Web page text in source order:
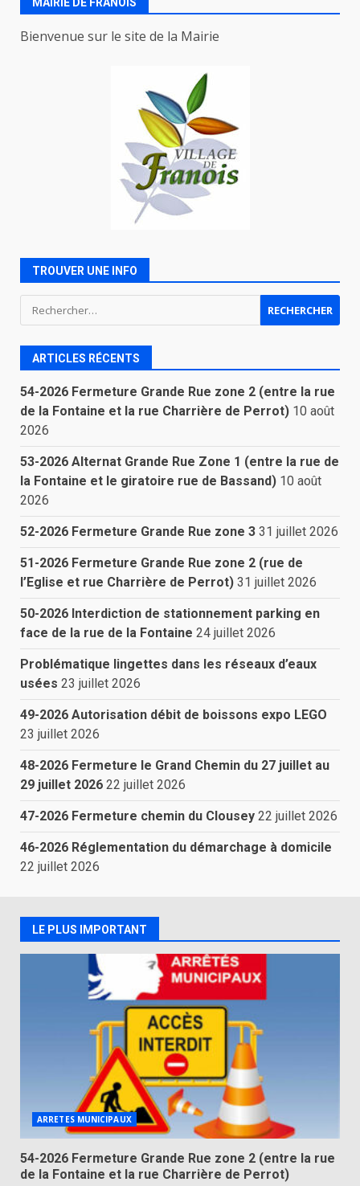
MAIRIE DE FRANOIS
Bienvenue sur le site de la Mairie
TROUVER UNE INFO
Rechercher :
ARTICLES RÉCENTS
54-2026 Fermeture Grande Rue zone 2 (entre la rue
de la Fontaine et la rue Charrière de Perrot) 10 août
2026
53-2026 Alternat Grande Rue Zone 1 (entre la rue de
la Fontaine et le giratoire rue de Bassand) 10 août
2026
52-2026 Fermeture Grande Rue zone 3 31 juillet 2026
51-2026 Fermeture Grande Rue zone 2 (rue de
l’Eglise et rue Charrière de Perrot) 31 juillet 2026
50-2026 Interdiction de stationnement parking en
face de la rue de la Fontaine 24 juillet 2026
Problématique lingettes dans les réseaux d’eaux
usées 23 juillet 2026
49-2026 Autorisation débit de boissons expo LEGO
23 juillet 2026
48-2026 Fermeture le Grand Chemin du 27 juillet au
29 juillet 2026 22 juillet 2026
47-2026 Fermeture chemin du Clousey 22 juillet 2026
46-2026 Réglementation du démarchage à domicile
22 juillet 2026
LE PLUS IMPORTANT
ARRETES MUNICIPAUX
54-2026 Fermeture Grande Rue zone 2 (entre la rue
de la Fontaine et la rue Charrière de Perrot)